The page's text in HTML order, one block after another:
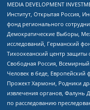
MEDIA DEVELOPMENT
Институт, Открытая Россия,
фонд регионального
Демократические Выборы,
исследований, Германский
Тихоокеанский центр
Свободная Россия, Всемирный
Человек в беде,
Прожект Хармони, Родники
извлечения органов, Фалунь
по расследованию